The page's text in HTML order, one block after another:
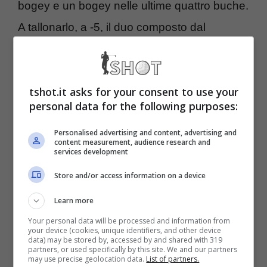
bogey e un bogey nelle ultime quattro buche.
A tallonarlo, a -5, il duo composto dal
connazionale Morikawa e dal canadese
Golf, Arnold Palmer
Invitational: McIlroy davanti
a Scheffler
Rory McIlroyha migliorato il suo punteggio
rispetto al primo giro. Il fuoriclasse
nordirlandese è salito a -4 in T5 insieme
tshot.it asks for your consent to use your
personal data for the following purposes:
Personalised advertising and content, advertising and
content measurement, audience research and
services development
Store and/or access information on a device
Learn more
Your personal data will be processed and information from
your device (cookies, unique identifiers, and other device
data) may be stored by, accessed by and shared with 319
partners, or used specifically by this site. We and our partners
may use precise geolocation data. List of partners.